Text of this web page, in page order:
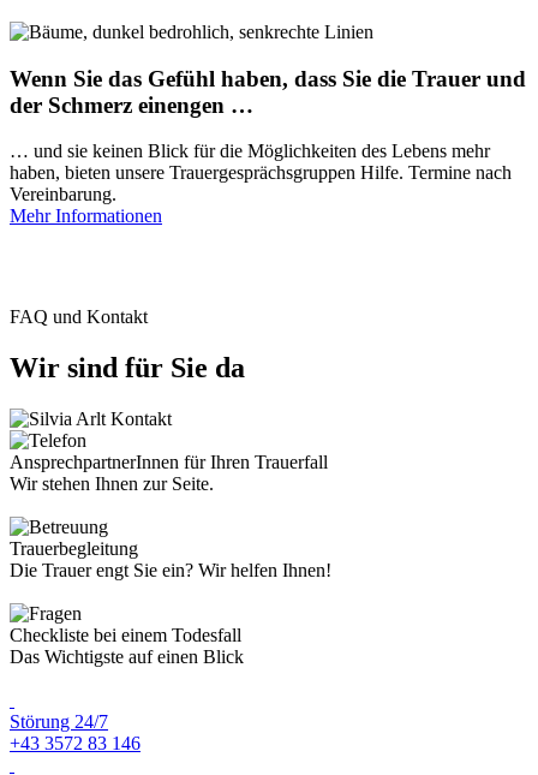
Wenn Sie das Gefühl haben, dass Sie die Trauer und
der Schmerz einengen …
… und sie keinen Blick für die Möglichkeiten des Lebens mehr
haben, bieten unsere Trauergesprächsgruppen Hilfe. Termine nach
Vereinbarung.
Mehr Informationen
FAQ und Kontakt
Wir sind für Sie da
AnsprechpartnerInnen für Ihren Trauerfall
Wir stehen Ihnen zur Seite.
Trauerbegleitung
Die Trauer engt Sie ein? Wir helfen Ihnen!
Checkliste bei einem Todesfall
Das Wichtigste auf einen Blick
Störung 24/7
+43 3572 83 146